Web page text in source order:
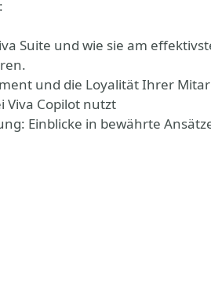
Suite und wie sie am
und die Loyalität Ihrer
Viva Copilot nutzt
Einblicke in bewährte